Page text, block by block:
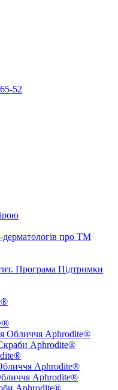
52
дерматологів про ТМ
Програма Підтримки
Обличчя Aphrodite®
Aphrodite®
Aphrodite®
Aphrodite®
Aphrodite®